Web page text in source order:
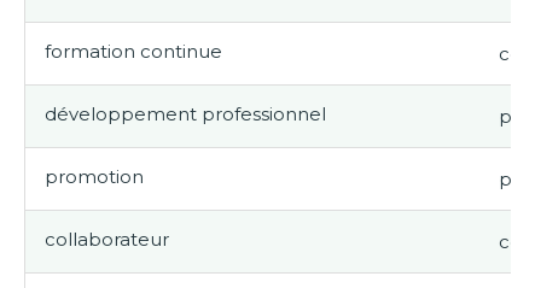
formation continue
développement professionnel
promotion
collaborateur